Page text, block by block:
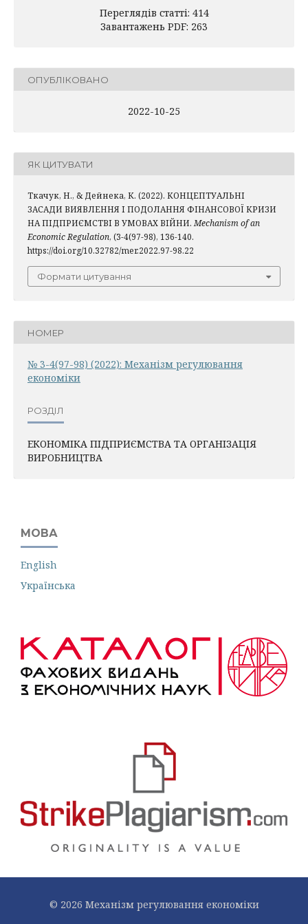
Переглядів статті: 414
Завантажень PDF: 263
ОПУБЛІКОВАНО
2022-10-25
ЯК ЦИТУВАТИ
Ткачук, Н., & Дейнека, К. (2022). КОНЦЕПТУАЛЬНI
ЗАСАДИ ВИЯВЛЕННЯ I ПОДОЛАННЯ ФIНАНСОВОЇ КРИЗИ
НА ПIДПРИЄМСТВI В УМОВАХ ВIЙНИ.Mechanism of an
Economic Regulation, (3-4(97-98), 136-140.
https://doi.org/10.32782/mer.2022.97-98.22
Формати цитування
НОМЕР
№ 3-4(97-98) (2022): Механiзм регулювання
економiки
РОЗДІЛ
ЕКОНОМІКА ПІДПРИЄМСТВА ТА ОРГАНІЗАЦІЯ
ВИРОБНИЦТВА
МОВА
English
Українська
© 2026 Механiзм регулювання економiки